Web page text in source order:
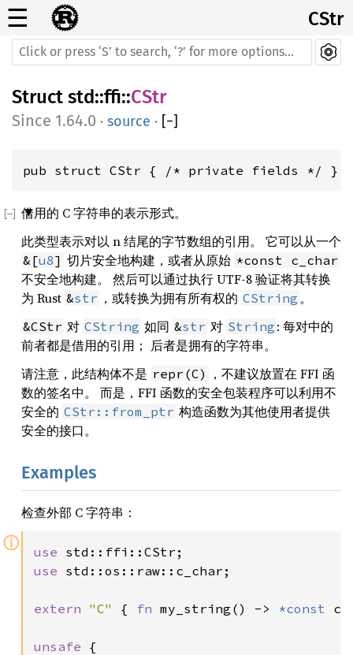
☰ CStr
Struct std::ffi::CStr
1.64.0 · source · [−]
pub struct CStr { /* private fields */ }
借用的 C 字符串的表示形式。
此类型表示对以 n 结尾的字节数组的引用。 它可以从一个
&[u8] 切片安全地构建，或者从原始 *const c_char
不安全地构建。 然后可以通过执行 UTF-8 验证将其转换
为 Rust &str ，或转换为拥有所有权的 CString 。
&CStr 对 CString 如同 &str 对 String : 每对中的
前者都是借用的引用； 后者是拥有的字符串。
请注意，此结构体不是 repr(C)
，不建议放置在 FFI 函
数的签名中。 而是，FFI 函数的安全包装程序可以利用不
安全的 CStr::from_ptr 构造函数为其他使用者提供
安全的接口。
Examples
检查外部 C 字符串：
ⓘ use
use std::os::raw::c_char;
extern "C" { fn my_string() -> *const
unsafe {